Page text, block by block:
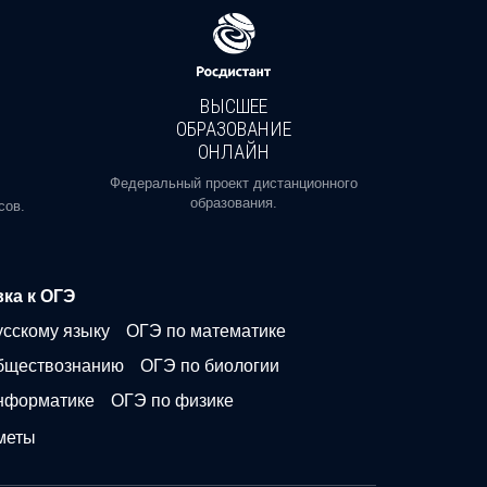
ВЫСШЕЕ
ОБРАЗОВАНИЕ
ОНЛАЙН
Федеральный проект дистанционного
образования.
к ОГЭ
языку
ОГЭ по математике
ОГЭ по биологии
ОГЭ по физике